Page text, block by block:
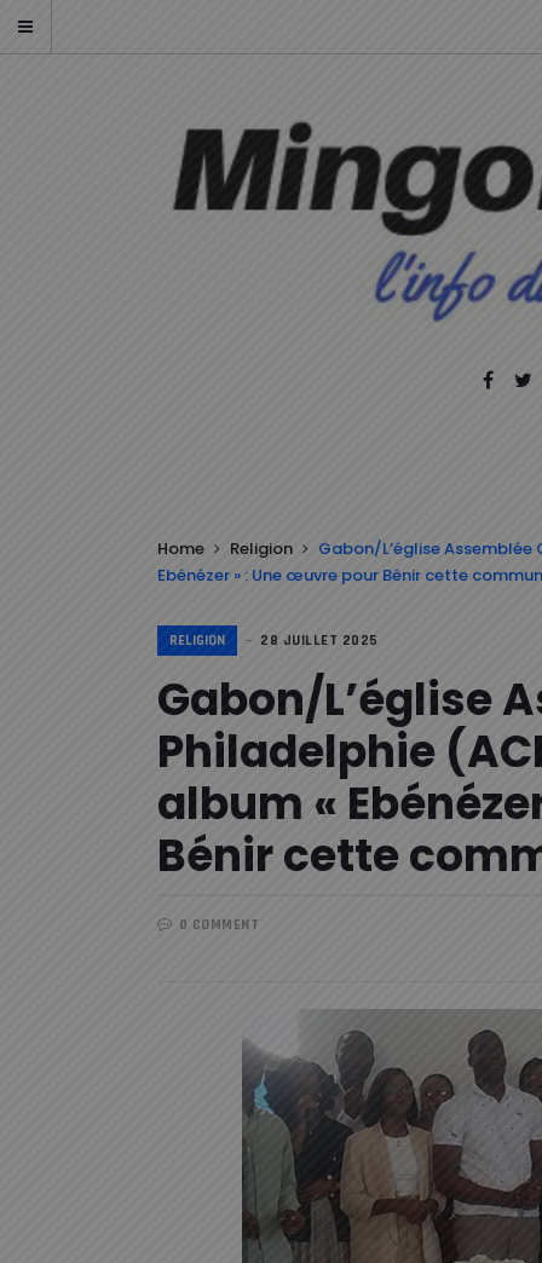
Home Religion
Gabon/L’église
Ebénézer » : Une œuvre pour Bénir cette
RELIGION 28 JUILLET 2025
Gabon/L’église
Philadelphie
album «
Bénir cette
0 COMMENT